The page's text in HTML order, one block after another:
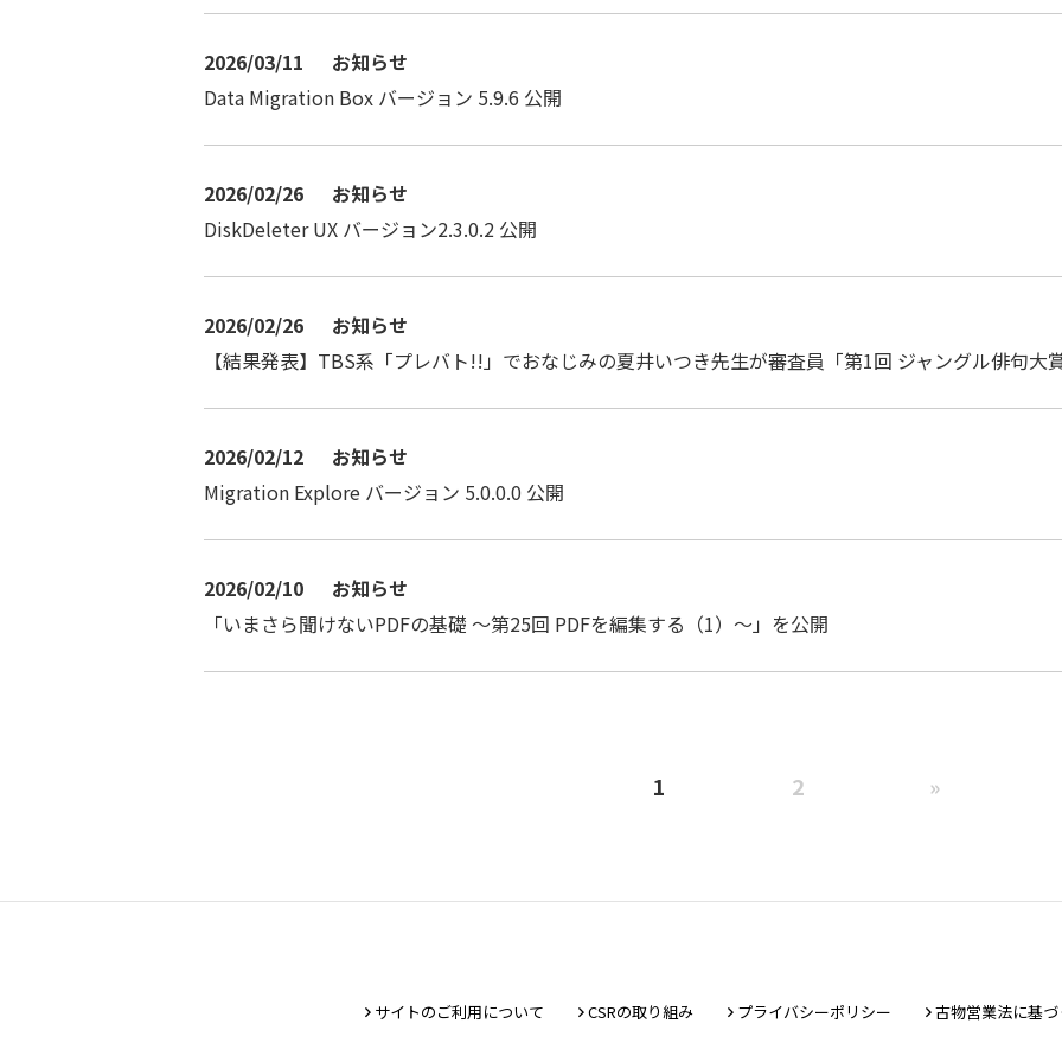
2026/03/11
お知らせ
Data Migration Box バージョン 5.9.6 公開
2026/02/26
お知らせ
DiskDeleter UX バージョン2.3.0.2 公開
2026/02/26
お知らせ
【結果発表】TBS系「プレバト!!」でおなじみの夏井いつき先生が審査員「第1回 ジャングル俳句大
2026/02/12
お知らせ
Migration Explore バージョン 5.0.0.0 公開
2026/02/10
お知らせ
「いまさら聞けないPDFの基礎 〜第25回 PDFを編集する（1）〜」を公開
1 2 »
サイトのご利用について CSRの取り組み プライバシーポリシー 古物営業法に基